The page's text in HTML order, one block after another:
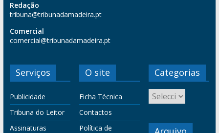
Redação
tribuna@tribunadamadeira.pt
Comercial
comercial@tribunadamadeira.pt
Serviços
Publicidade
Tribuna do Leitor
Assinaturas
O site
Ficha Técnica
Contactos
Política de
Categorias